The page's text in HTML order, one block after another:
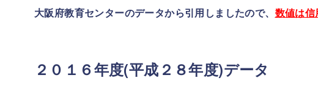
大阪府教育センターのデータから引用しましたので、 数値は
２０１６年度(平成２８年度)データ